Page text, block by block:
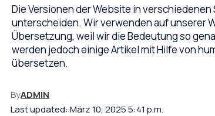
Die Versionen der Website in
unterscheiden. Wir verwenden auf unserer
Übersetzung, weil wir die Bedeutung so
werden jedoch einige Artikel mit Hilfe von
übersetzen.
Last updated: März 10, 2025 5:41 p.m.
ByADMIN